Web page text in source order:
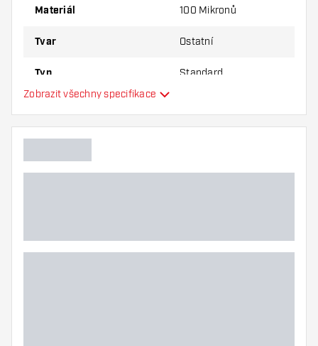
Materiál 100 Mikronů
Tvar Ostatní
Typ Standard
Hlavní barva
Zobrazit všechny specifikace